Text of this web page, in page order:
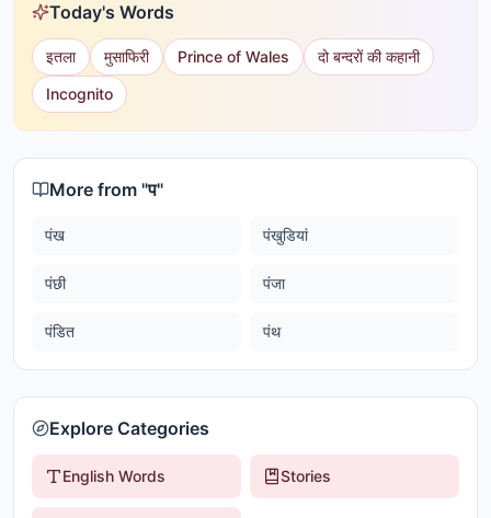
Today's Words
इतला मुसाफिरी Prince of Wales
दो बन्दरों की कहानी
Incognito
More from "प"
पंख पंखुडियां
पंछी पंजा
पंडित पंथ
Explore Categories
English Words Stories